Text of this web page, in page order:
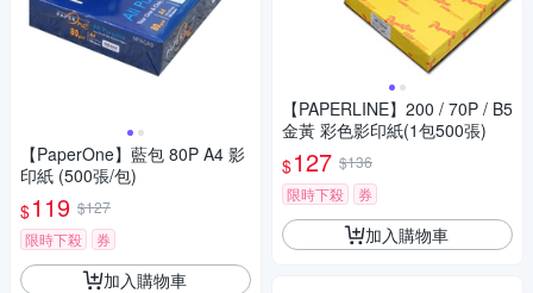
【PaperOne】藍包 80P A4 影
印紙 (500張/包)
$119 $127
限時下殺
券
加入購物車
【PAPERLINE】200 / 70P / B5
金黃 彩色影印紙(1包500張)
$127 $136
限時下殺
券
加入購物車